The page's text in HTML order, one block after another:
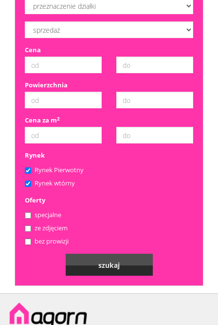
Cena
Powierzchnia
Cena za m2
Rynek
Rynek Pierwotny
Rynek wtórny
Oferty
specjalne
ze zdjęciem
bez prowizji